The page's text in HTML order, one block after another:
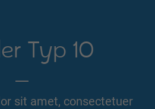
Typ 10
sit amet, consectetuer